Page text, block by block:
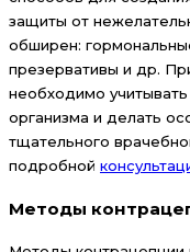
защиты от
обширен:
презервативы и др.
необходимо
организма и делать
тщательного
подробной
Методы